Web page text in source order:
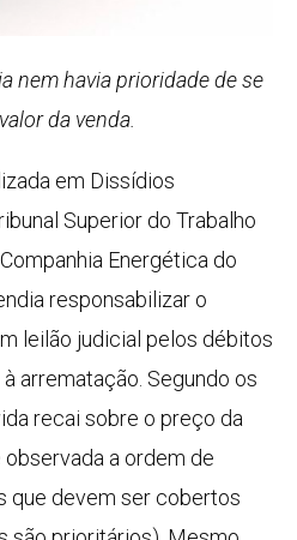
nem havia prioridade de se
da venda.
em Dissídios
Superior do Trabalho
Energética do
responsabilizar o
leilão judicial pelos débitos
arrematação. Segundo os
recai sobre o preço da
a ordem de
que devem ser cobertos